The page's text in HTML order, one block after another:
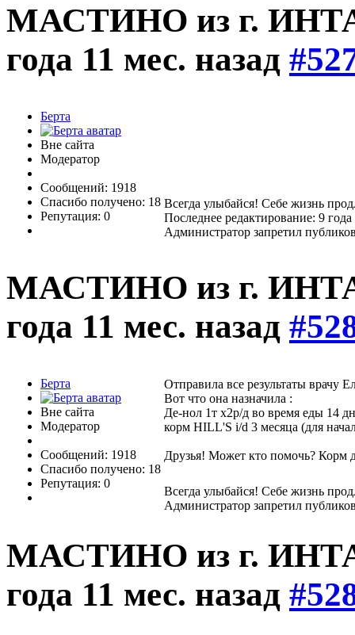
МАСТИНО из г.
года 11 мес. назад
Берта
Вне сайта
Модератор
Сообщений: 1918
Спасибо получено: 18
Репутация: 0
Всегда улыбайся! Себе жизнь
Последнее редактирование: 9
Администратор запретил
МАСТИНО из г.
года 11 мес. назад
Берта
Вне сайта
Модератор
Сообщений: 1918
Спасибо получено: 18
Репутация: 0
Отправила все результаты врачу
Вот что она назначила :
Де-нол 1т х2р/д во время еды 14
корм HILL'S i/d 3 месяца (для
Друзья! Может кто помочь? Корм
Всегда улыбайся! Себе жизнь
Администратор запретил
МАСТИНО из г.
года 11 мес. назад